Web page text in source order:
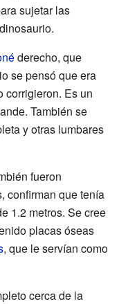
sujetar las
derecho, que
se pensó que era
corrigieron. Es un
También se
y otras lumbares
fueron
confirman que tenía
1.2 metros. Se cree
placas óseas
, que le servían como
cerca de la